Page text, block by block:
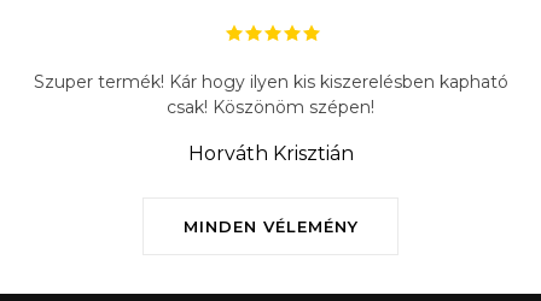
MINDEN VÉLEMÉNY
Szuper termék! Kár hogy ilyen kis kiszerelésben kapható
csak! Köszönöm szépen!
Horváth Krisztián